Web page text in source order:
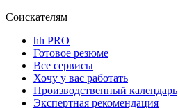
Соискателям
hh PRO
Готовое резюме
Все сервисы
Хочу у вас работать
Производственный календарь
Экспертная рекомендация